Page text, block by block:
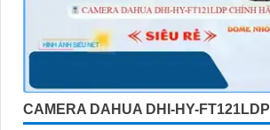
CAMERA DAHUA DHI-HY-FT121LDP